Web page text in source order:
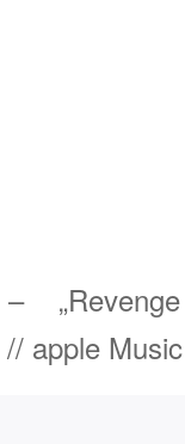
–
// apple